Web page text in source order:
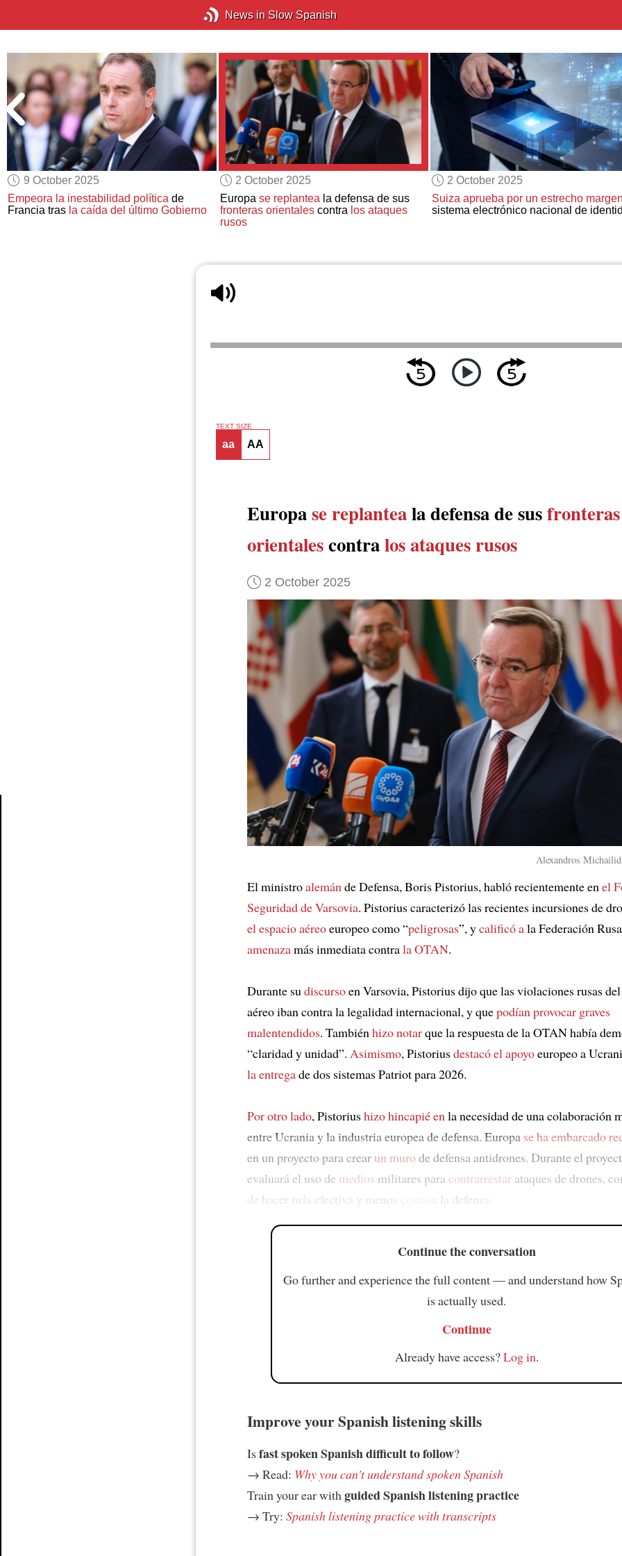
News in Slow Spanish
9 October 2025
Empeora la inestabilidad política de
Francia tras la caída del último Gobierno
2 October 2025
Europa se replanteala defensa de sus
fronteras orientalescontra los ataques
rusos
2 October 2025
Suiza aprueba por un estrecho margen
sistema electrónico nacional de
TEXT SIZE
aa AA
Europase replanteala defensa de susfronteras
orientalescontralos ataques rusos
2 October 2025
Alexandros
El ministroalemánde Defensa, Boris Pistorius, habló recientemente enel
Seguridad de Varsovia. Pistorius caracterizó las recientes incursiones de
el espacio aéreoeuropeo como “peligrosas”, ycalificó ala Federación
amenazamás inmediata contrala OTAN.
Durante sudiscursoen Varsovia, Pistorius dijo que las violaciones rusas
aéreo iban contra la legalidad internacional, y quepodían provocar graves
malentendidos. Tambiénhizo notarque la respuesta de la OTAN había
“claridad y unidad”. Asimismo, Pistoriusdestacó el apoyoeuropeo a
la entregade dos sistemas Patriot para 2026.
Por otro lado, Pistoriushizo hincapié enla necesidad de una colaboración
entre Ucrania y la industria europea de defensa. Europa se ha embarcado
en un proyecto para crearun murode defensa antidrones. Durante el
evaluará el uso de medios militares paracontrarrestar ataques de drones,
de hacer más efectiva y menos costosa la defensa.
Continue the conversation
Go further and experience the full content — and understand how
is actually used.
Continue
Already have access?Log in.
Improve your Spanish listening skills
Isfast spoken Spanish difficult to follow?
→ Read: Why you can't understand spoken Spanish
Train your ear with guided Spanish listening practice
→ Try: Spanish listening practice with transcripts